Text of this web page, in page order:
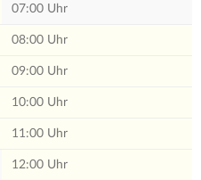
07:00 Uhr
08:00 Uhr
09:00 Uhr
10:00 Uhr
11:00 Uhr
12:00 Uhr